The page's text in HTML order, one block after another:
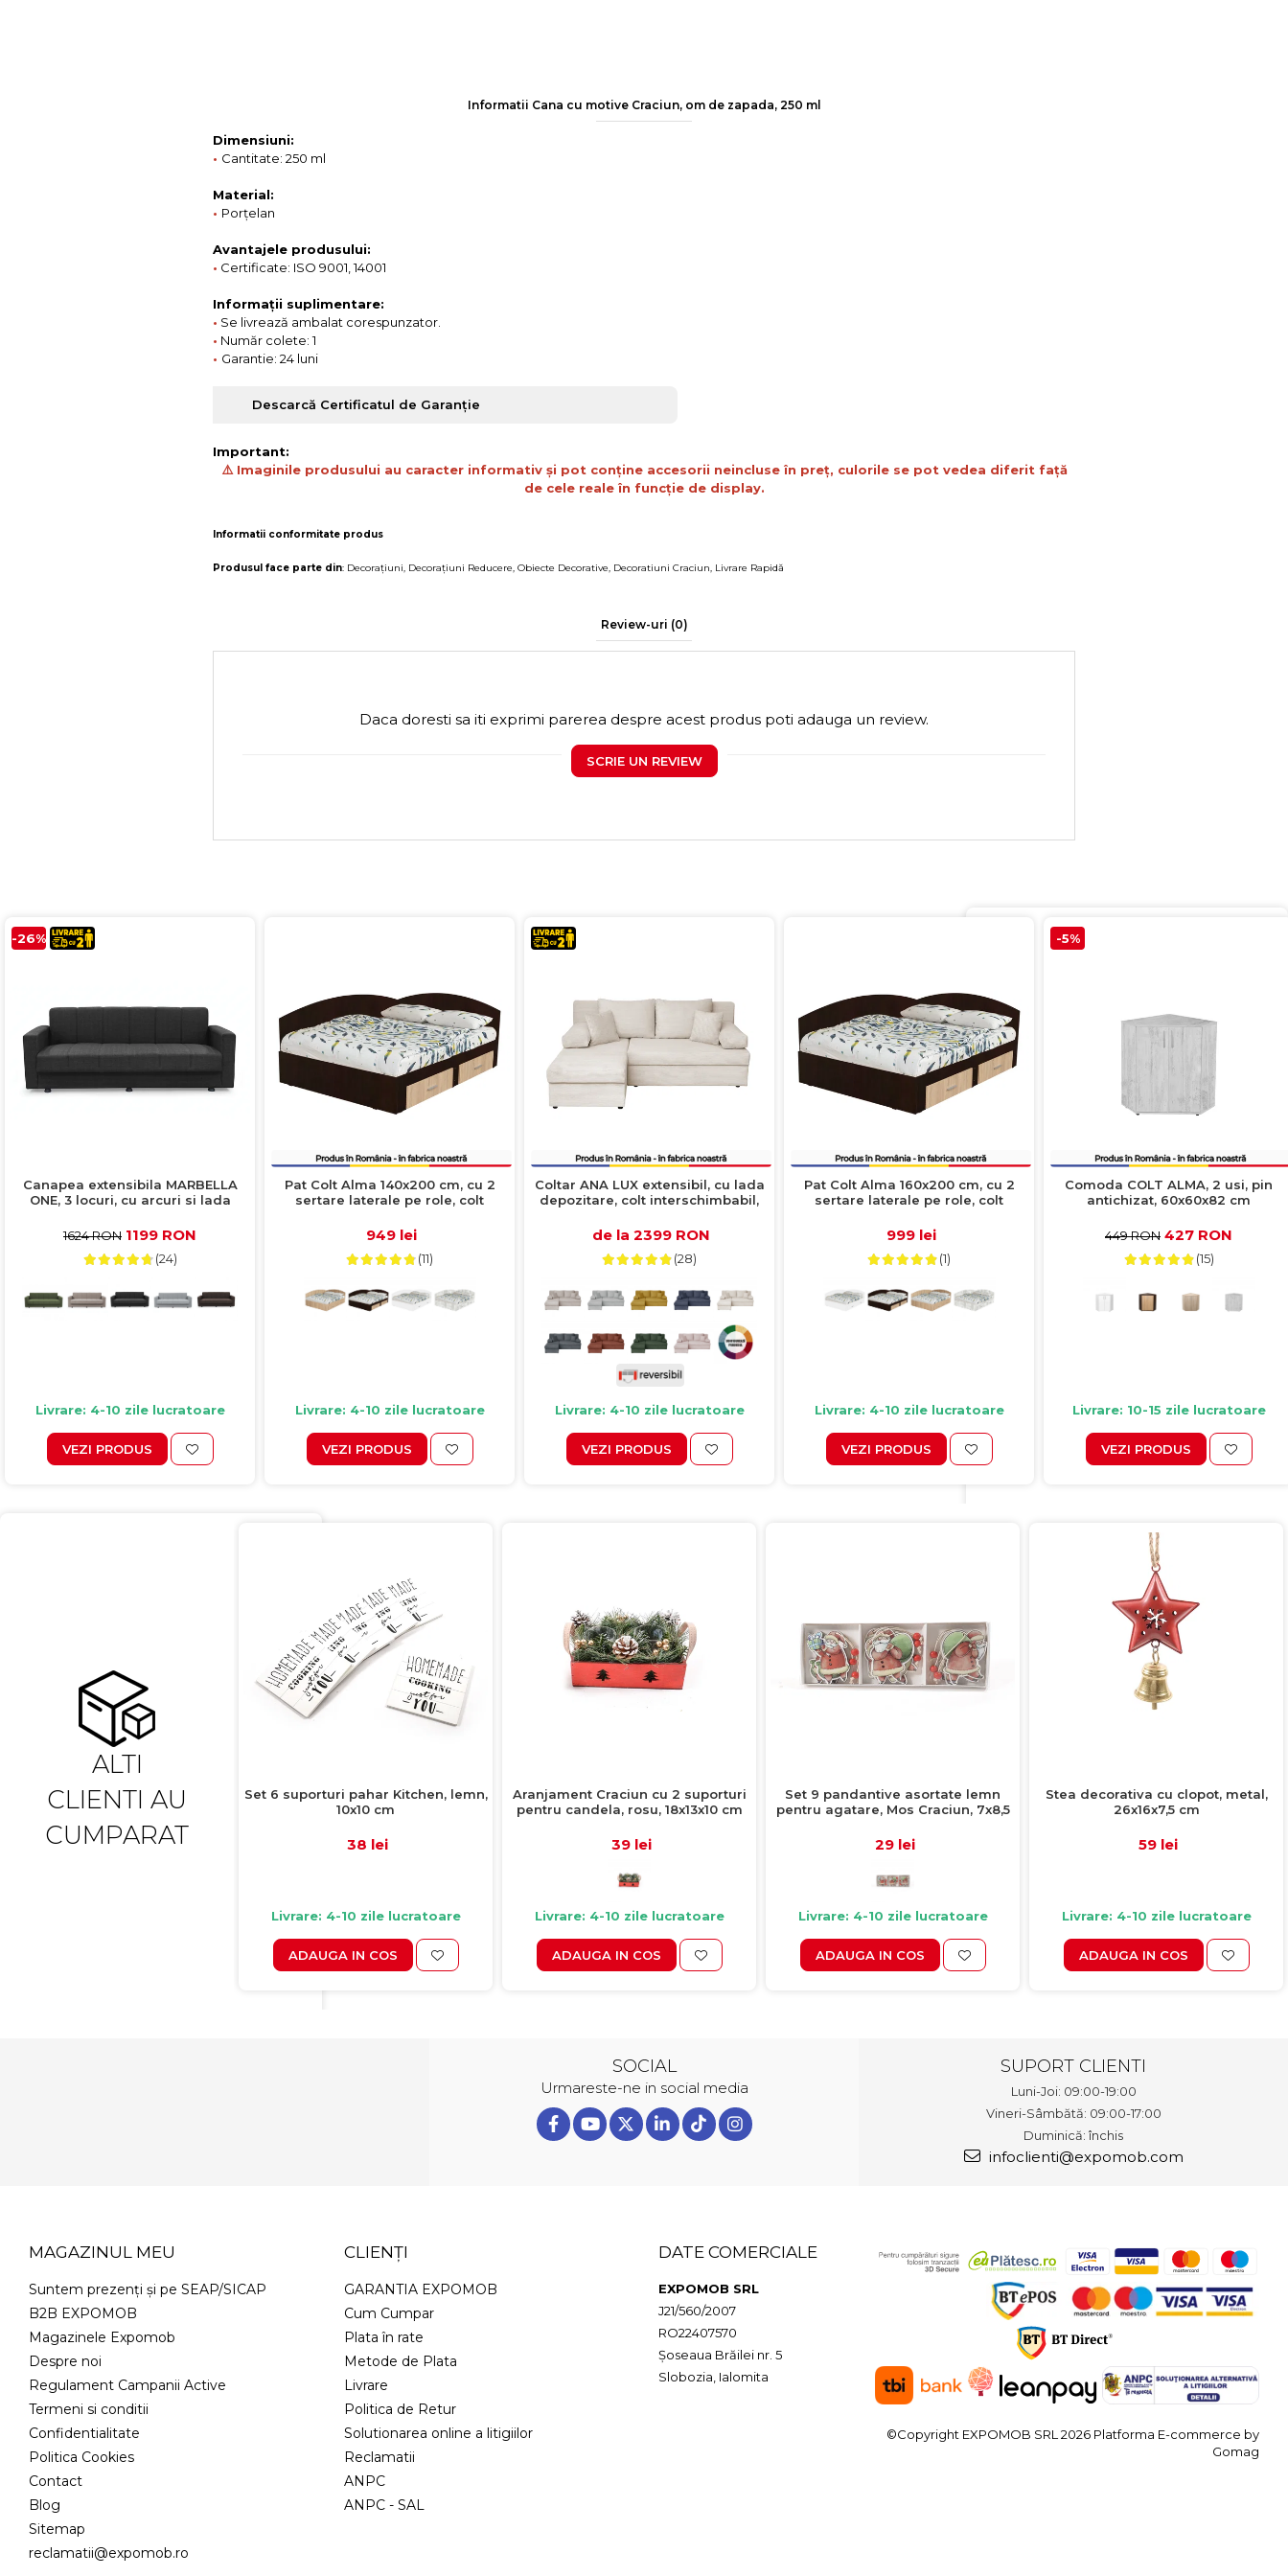
Informatii Cana cu motive Craciun, om de zapada, 250 ml
Dimensiuni:
• Cantitate: 250 ml
Material:
• Porțelan
Avantajele produsului:
• Certificate: ISO 9001, 14001
Informații suplimentare:
• Se livrează ambalat corespunzator.
• Număr colete: 1
• Garantie: 24 luni
Descarcă Certificatul de Garanție
Important:
⚠️ Imaginile produsului au caracter informativ și pot conține accesorii neincluse în preț, culorile se pot vedea diferit față
de cele reale în funcție de display.
Informatii conformitate produs
Produsul face parte din: Decorațiuni, Decorațiuni Reducere, Obiecte Decorative, Decoratiuni Craciun, Livrare Rapidă
Review-uri (0)
Daca doresti sa iti exprimi parerea despre acest produs poti adauga un review.
SCRIE UN REVIEW
-26%
Canapea extensibila MARBELLA
ONE, 3 locuri, cu arcuri si lada
1624 RON 1199 RON
(24)
Livrare: 4-10 zile lucratoare
VEZI PRODUS
Pat Colt Alma 140x200 cm, cu 2
sertare laterale pe role, colt
sonoma deschis
949 lei
(11)
Livrare: 4-10 zile lucratoare
VEZI PRODUS
Coltar ANA LUX extensibil, cu lada
depozitare, colt interschimbabil,
de la 2399 RON
(28)
Livrare: 4-10 zile lucratoare
VEZI PRODUS
Pat Colt Alma 160x200 cm, cu 2
sertare laterale pe role, colt
sonoma deschis
999 lei
(1)
Livrare: 4-10 zile lucratoare
VEZI PRODUS
-5%
Comoda COLT ALMA, 2 usi, pin
antichizat, 60x60x82 cm
449 RON 427 RON
(15)
Livrare: 10-15 zile lucratoare
VEZI PRODUS
ALTI
CLIENTI AU
CUMPARAT
Set 6 suporturi pahar Kitchen, lemn,
10x10 cm
38 lei
Livrare: 4-10 zile lucratoare
ADAUGA IN COS
Aranjament Craciun cu 2 suporturi
pentru candela, rosu, 18x13x10 cm
39 lei
Livrare: 4-10 zile lucratoare
ADAUGA IN COS
Set 9 pandantive asortate lemn
pentru agatare, Mos Craciun, 7x8,5
29 lei
Livrare: 4-10 zile lucratoare
ADAUGA IN COS
Stea decorativa cu clopot, metal,
26x16x7,5 cm
59 lei
Livrare: 4-10 zile lucratoare
ADAUGA IN COS
SOCIAL
Urmareste-ne in social media
SUPORT CLIENTI
Luni-Joi: 09:00-19:00
Vineri-Sâmbătă: 09:00-17:00
Duminică: închis
infoclienti@expomob.com
MAGAZINUL MEU
Suntem prezenți și pe SEAP/SICAP
B2B EXPOMOB
Magazinele Expomob
Despre noi
Regulament Campanii Active
Termeni si conditii
Confidentialitate
Politica Cookies
Contact
Blog
Sitemap
reclamatii@expomob.ro
CLIENȚI
GARANTIA EXPOMOB
Cum Cumpar
Plata în rate
Metode de Plata
Livrare
Politica de Retur
Solutionarea online a litigiilor
Reclamatii
ANPC
ANPC - SAL
DATE COMERCIALE
EXPOMOB SRL
J21/560/2007
RO22407570
Șoseaua Brăilei nr. 5
Slobozia, Ialomita
©Copyright EXPOMOB SRL 2026 Platforma E-commerce by
Gomag